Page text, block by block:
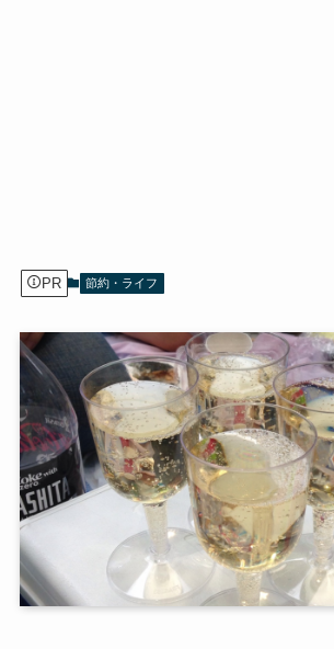
PR 節約・ライフ